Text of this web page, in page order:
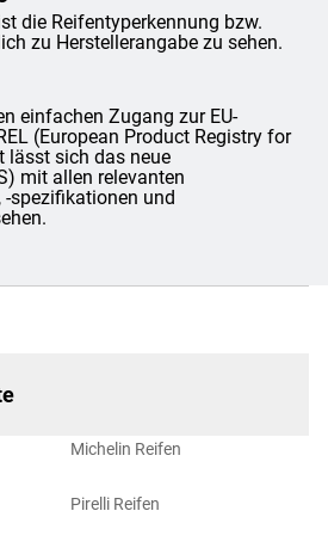
die Reifentyperkennung bzw.
zu Herstellerangabe zu sehen.
einfachen Zugang zur EU-
(European Product Registry for
lässt sich das neue
mit allen relevanten
spezifikationen und
Michelin Reifen
Pirelli Reifen